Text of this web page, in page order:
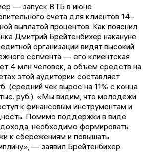
— запуск ВТБ в июне
счета для клиентов 14–
выплатой процентов. Как пояснил
Дмитрий Брейтенбихер накануне
организации видят высокий
сегмента — его клиентская
4 млн человек, а объем средств на
этой аудитории составляет
(средний чек вырос на 11% с конца
руб.). «Мы видим, что молодежи
к финансовым инструментам и
Помимо поддержки в виде
необходимо формировать
к сбережениям и повышать
— заявил Брейтенбихер.